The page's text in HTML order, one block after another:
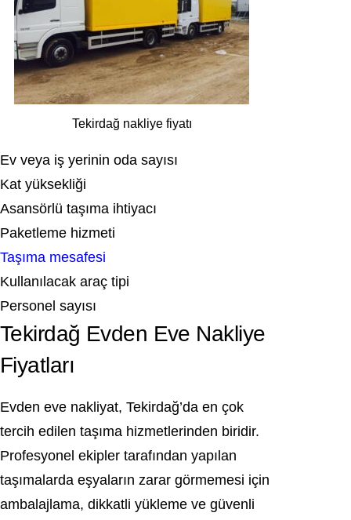
Tekirdağ nakliye fiyatı
Ev veya iş yerinin oda sayısı
Kat yüksekliği
Asansörlü taşıma ihtiyacı
Paketleme hizmeti
Taşıma mesafesi
Kullanılacak araç tipi
Personel sayısı
Tekirdağ Evden Eve Nakliye
Fiyatları
Evden eve nakliyat, Tekirdağ’da en çok
tercih edilen taşıma hizmetlerinden biridir.
Profesyonel ekipler tarafından yapılan
taşımalarda eşyaların zarar görmemesi için
ambalajlama, dikkatli yükleme ve güvenli